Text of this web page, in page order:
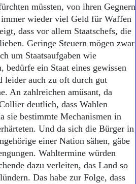
müssten, von ihren Gegnern
immer wieder viel Geld für Waffen
dass vor allem Staatschefs, die
Geringe Steuern mögen zwar
um Staatsaufgaben wie
ein Staat eines gewissen
leider auch zu oft durch gut
An zahlreichen amüsant, da
deutlich, dass Wahlen
sie bestimmte Mechanismen in
Und da sich die Bürger in
einer Nation sähen, gäbe
Wahltermine würden
dazu verleiten, das Land so
Das habe zur Folge, dass